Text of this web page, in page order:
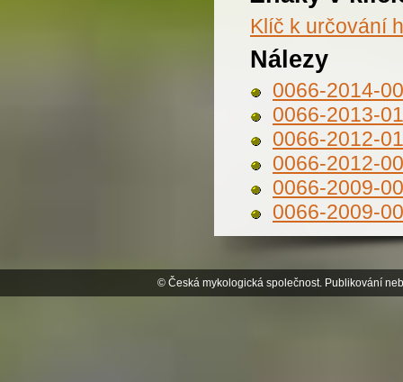
Klíč k určování
Nálezy
0066-2014-
0066-2013-
0066-2012-
0066-2012-
0066-2009-
0066-2009-
© Česká mykologická společnost. Publikování